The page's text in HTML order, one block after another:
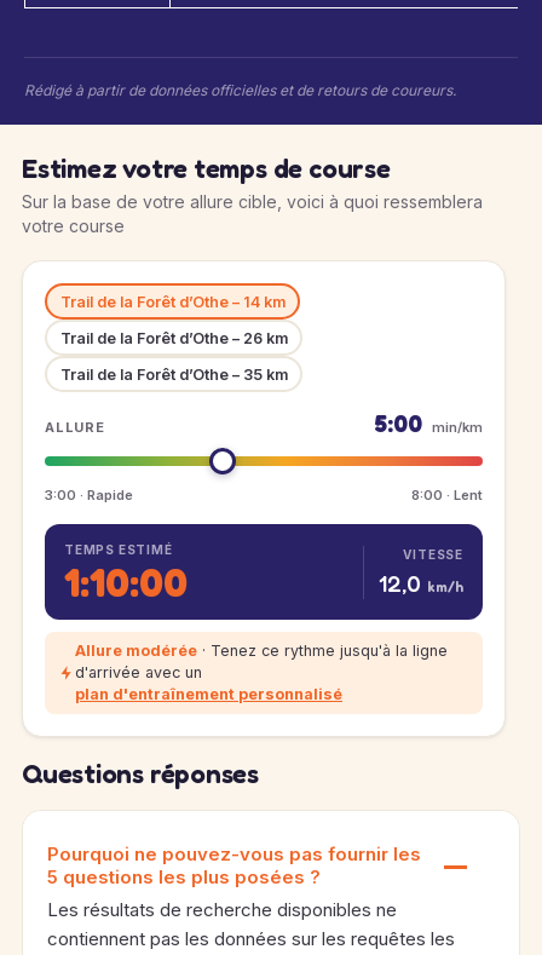
Rédigé à partir de données officielles et de retours de coureurs.
Estimez votre temps de course
Sur la base de votre allure cible, voici à quoi ressemblera
votre course
Trail de la Forêt d’Othe – 14 km
Trail de la Forêt d’Othe – 26 km
Trail de la Forêt d’Othe – 35 km
ALLURE 5:00 min/km
3:00 · Rapide 8:00 · Lent
TEMPS ESTIMÉ
1:10:00
VITESSE
12,0 km/h
Allure modérée · Tenez ce rythme jusqu'à la ligne
d'arrivée avec un
plan d'entraînement personnalisé
Questions réponses
Pourquoi ne pouvez-vous pas fournir les
5 questions les plus posées ?
Les résultats de recherche disponibles ne
contiennent pas les données sur les requêtes les